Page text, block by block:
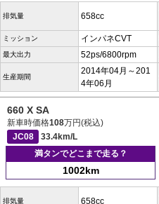
排気量 658cc
ミッション インパネCVT
最大出力 52ps/6800rpm
生産期間
2014年04月～201
4年06月
660 X SA
新車時価格108万円(税込)
JC08
33.4km/L
満タンでどこまで走る？
1002km
排気量 658cc